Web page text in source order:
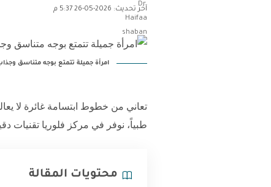
آخر تحديث: 2026-05-26 5:37 م
امرأة جميلة تتمتع بوجه متناسق
تعاني من خطوط ابتسامة غائرة لا
طبياً، نوفر في مركز فلوريا تقنيات
محتويات المقالة